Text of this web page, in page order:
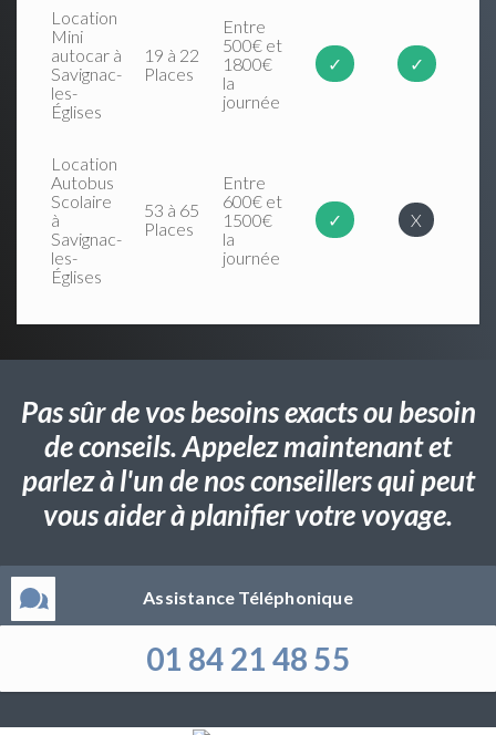
Location
Mini
autocar à
Savignac-
les-
Églises
19 à 22
Places
Entre
500€ et
1800€
la
journée
✓ ✓
Location
Autobus
Scolaire
à
Savignac-
les-
Églises
53 à 65
Places
Entre
600€ et
1500€
la
journée
✓ X
Pas sûr de vos besoins exacts ou besoin
de conseils. Appelez maintenant et
parlez à l'un de nos conseillers qui peut
vous aider à planifier votre voyage.
Assistance Téléphonique
01 84 21 48 55